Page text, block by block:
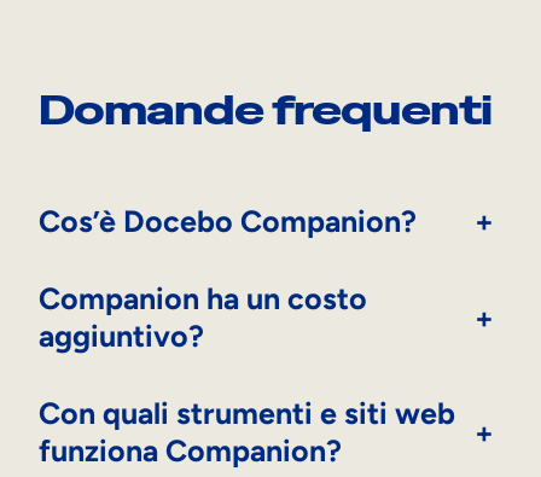
Domande frequenti
Cos’è Docebo Companion? +
Companion ha un costo
aggiuntivo?
+
Con quali strumenti e siti web
funziona Companion?
+